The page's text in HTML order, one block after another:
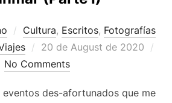
Cultura, Escritos, Fotografías
20 de August de 2020
No Comments
eventos des-afortunados que me